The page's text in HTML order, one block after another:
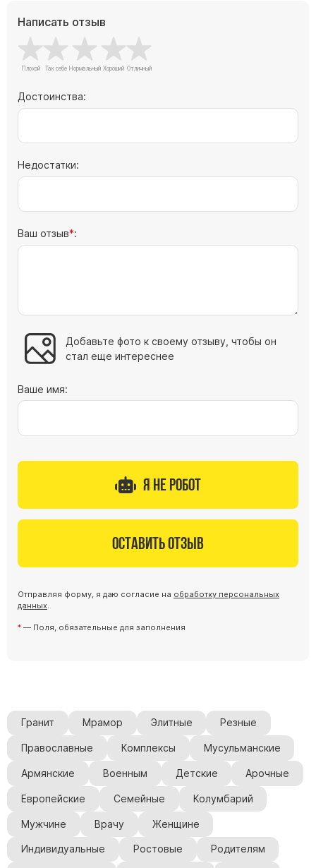
Цветы
Написать отзыв
Достоинства:
Недостатки:
Ваш отзыв :
Добавьте фото к своему отзыву, чтобы он
стал еще интереснее
Ваше имя:
Я не робот
Оставить отзыв
Отправляя форму, я даю согласие на обработку персональных
данных
— Поля, обязательные для заполнения
Гранит Мрамор Элитные Резные
Православные Комплексы Мусульманские
Армянские Военным Детские Арочные
Европейские Семейные Колумбарий
Мужчине Врачу Женщине
Индивидуальные Ростовые Родителям